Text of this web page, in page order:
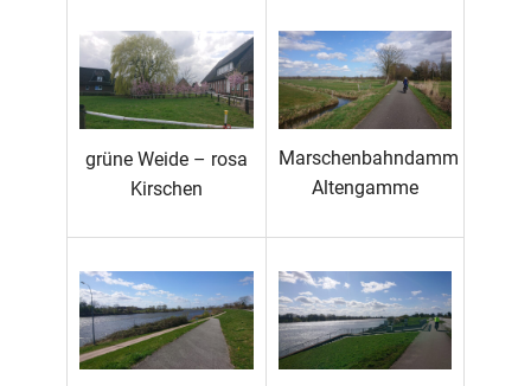
grüne Weide – rosa
Kirschen
Marschenbahndamm
Altengamme